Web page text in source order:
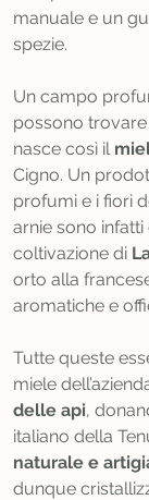
manuale e un
spezie.
Un campo
possono
nasce così il
Cigno. Un
profumi e i fiori
arnie sono
coltivazione di
orto alla
aromatiche e
Tutte queste
miele
delle api,
italiano della
naturale e
dunque